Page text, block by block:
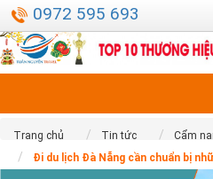
0972 595 693
Trang chủ Tin tức
Cẩm
Đi du lịch Đà Nẵng cần chuẩn bị